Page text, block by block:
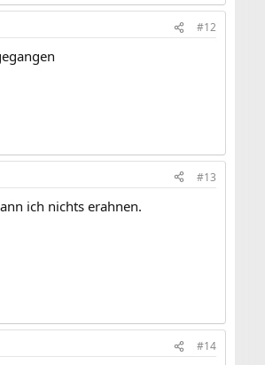
#12
#13
ich nichts erahnen.
#14